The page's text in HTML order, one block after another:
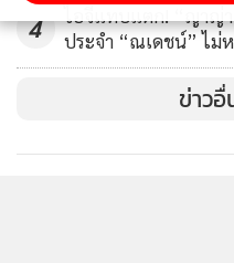
4
ไอจีแทบแตก! “ญาญ่
ประจำ “ณเดชน์” ไม่
ข่าว